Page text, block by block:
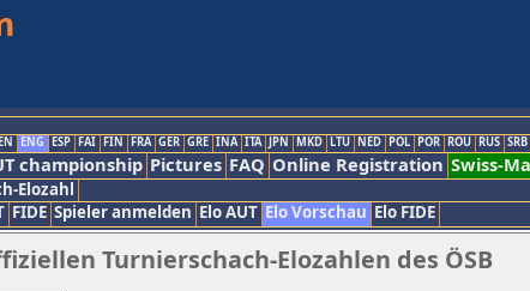
ENG ESP FAI FIN FRA GER GRE INA ITA JPN MKD LTU NED POL POR ROU RUS SRB
championship Pictures FAQ Online Registration Swiss-
Elozahl
FIDE Spieler anmelden Elo AUT Elo Vorschau Elo FIDE
Turnierschach-Elozahlen des ÖSB